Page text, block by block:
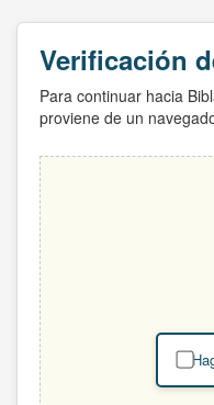
Verificación
Para continuar hacia
proviene de un